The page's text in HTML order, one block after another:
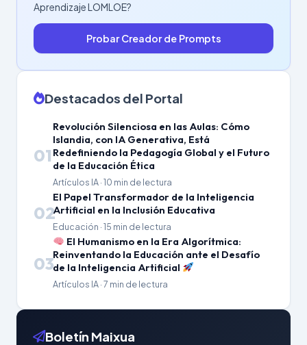
Aprendizaje LOMLOE?
Probar Creador de Prompts
Destacados del Portal
01
Revolución Silenciosa en las Aulas: Cómo
Islandia, con IA Generativa, Está
Redefiniendo la Pedagogía Global y el Futuro
de la Educación Ética
Artículos IA · 10 min de lectura
02
El Papel Transformador de la Inteligencia
Artificial en la Inclusión Educativa
Educación · 15 min de lectura
03
El Humanismo en la Era Algorítmica:
Reinventando la Educación ante el Desafío
de la Inteligencia Artificial
Artículos IA · 7 min de lectura
Boletín Maixua